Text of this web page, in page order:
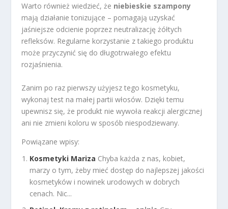
Warto również wiedzieć, że niebieskie szampony
mają działanie tonizujące – pomagają uzyskać
jaśniejsze odcienie poprzez neutralizację żółtych
refleksów. Regularne korzystanie z takiego produktu
może przyczynić się do długotrwałego efektu
rozjaśnienia.
Zanim po raz pierwszy użyjesz tego kosmetyku,
wykonaj test na małej partii włosów. Dzięki temu
upewnisz się, że produkt nie wywoła reakcji alergicznej
ani nie zmieni koloru w sposób niespodziewany.
Powiązane wpisy:
Kosmetyki Mariza Chyba każda z nas, kobiet,
marzy o tym, żeby mieć dostęp do najlepszej jakości
kosmetyków i nowinek urodowych w dobrych
cenach. Nic...